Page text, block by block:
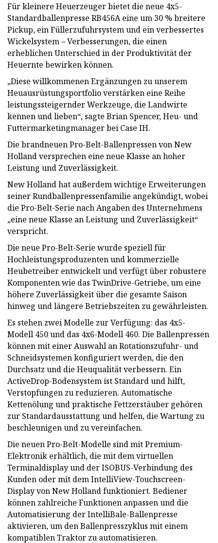
Für kleinere Heuerzeuger bietet die neue 4x5-
Standardballenpresse RB456A eine um 30 % breitere
Pickup, ein Füllerzufuhrsystem und ein verbessertes
Wickelsystem – Verbesserungen, die einen
erheblichen Unterschied in der Produktivität der
Heuernte bewirken können.
„Diese willkommenen Ergänzungen zu unserem
Heuausrüstungsportfolio verstärken eine Reihe
leistungssteigernder Werkzeuge, die Landwirte
kennen und lieben“, sagte Brian Spencer, Heu- und
Futtermarketingmanager bei Case IH.
Die brandneuen Pro-Belt-Ballenpressen von New
Holland versprechen eine neue Klasse an hoher
Leistung und Zuverlässigkeit.
New Holland hat außerdem wichtige Erweiterungen
seiner Rundballenpressenfamilie angekündigt, wobei
die Pro-Belt-Serie nach Angaben des Unternehmens
„eine neue Klasse an Leistung und Zuverlässigkeit“
verspricht.
Die neue Pro-Belt-Serie wurde speziell für
Hochleistungsproduzenten und kommerzielle
Heubetreiber entwickelt und verfügt über robustere
Komponenten wie das TwinDrive-Getriebe, um eine
höhere Zuverlässigkeit über die gesamte Saison
hinweg und längere Betriebszeiten zu gewährleisten.
Es stehen zwei Modelle zur Verfügung: das 4x5-
Modell 450 und das 4x6-Modell 460. Die Ballenpressen
können mit einer Auswahl an Rotationszufuhr- und
Schneidsystemen konfiguriert werden, die den
Durchsatz und die Heuqualität verbessern. Ein
ActiveDrop-Bodensystem ist Standard und hilft,
Verstopfungen zu reduzieren. Automatische
Kettenölung und praktische Fettzerstäuber gehören
zur Standardausstattung und helfen, die Wartung zu
beschleunigen und zu vereinfachen.
Die neuen Pro-Belt-Modelle sind mit Premium-
Elektronik erhältlich, die mit dem virtuellen
Terminaldisplay und der ISOBUS-Verbindung des
Kunden oder mit dem IntelliView-Touchscreen-
Display von New Holland funktioniert. Bediener
können zahlreiche Funktionen anpassen und die
Automatisierung der IntelliBale-Ballenpresse
aktivieren, um den Ballenpresszyklus mit einem
kompatiblen Traktor zu automatisieren.